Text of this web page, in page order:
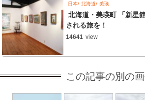
日本 北海道 美瑛
北海道・美瑛町 「新星
される旅を！
14641 view
この記事の別の